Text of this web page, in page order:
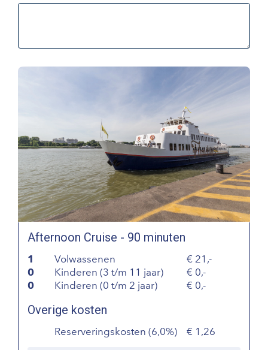
Afternoon Cruise - 90 minuten
1 Volwassenen
21,-
0
Kinderen (3 t/m 11 jaar)
0,-
0
Kinderen (0 t/m 2 jaar) 0,-
Overige kosten
Reserveringskosten (6,0%) 1,26